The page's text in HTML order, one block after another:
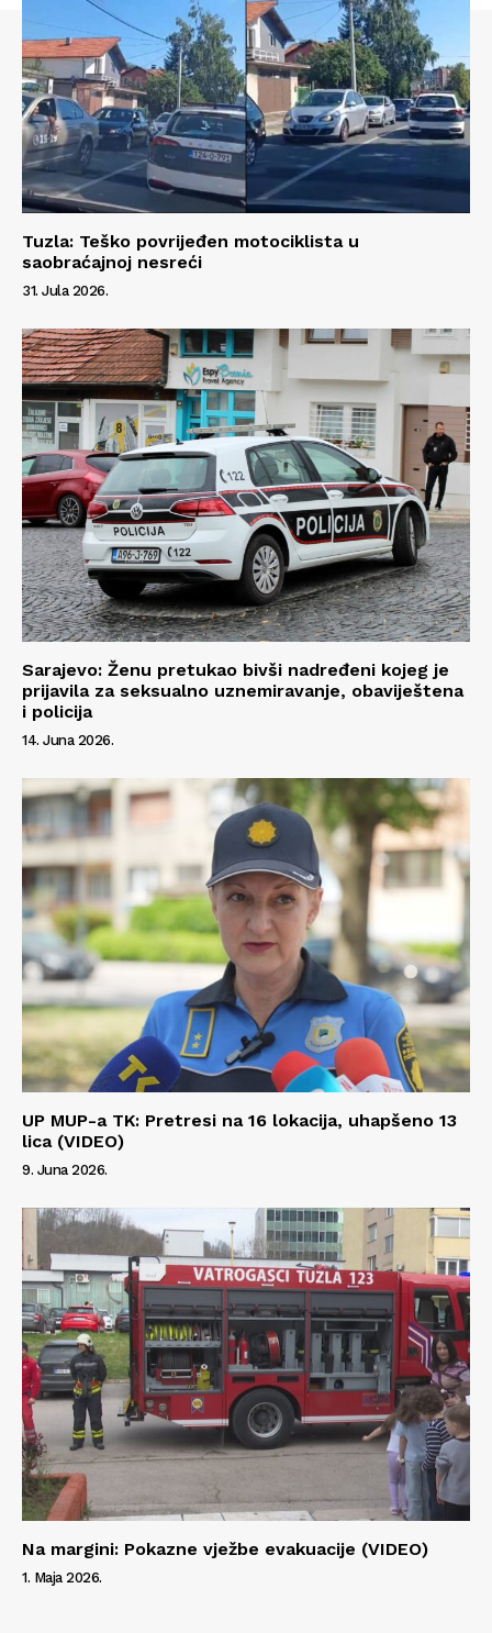
Info
O nama
Kontakt
Impressum
Tuzla: Teško povrijeđen motociklista u
saobraćajnoj nesreći
31. Jula 2026.
Sarajevo: Ženu pretukao bivši nadređeni kojeg je
prijavila za seksualno uznemiravanje, obaviještena
i policija
14. Juna 2026.
UP MUP-a TK: Pretresi na 16 lokacija, uhapšeno 13
lica (VIDEO)
9. Juna 2026.
Na margini: Pokazne vježbe evakuacije (VIDEO)
1. Maja 2026.